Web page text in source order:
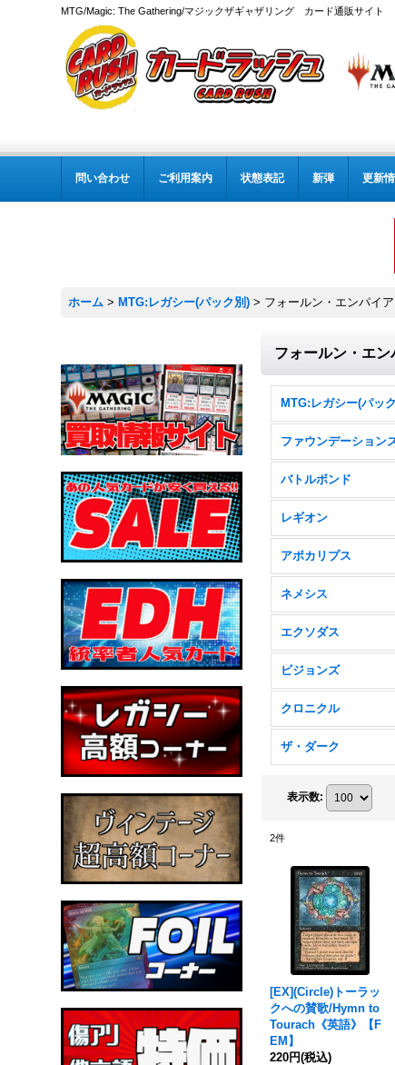
MTG/Magic: The Gathering/マジックザギャザリング カード通販サイト
問い合わせ ご利用案内 状態表記 新弾 更新
ホーム > MTG:レガシー(パック別) > フォールン・エンパイア
フォールン・エン
バトルボンド
レギオン
アポカリプス
ネメシス
エクソダス
ビジョンズ
クロニクル
ザ・ダーク
表示数:
2件
[EX](Circle)トーラッ
クへの賛歌/Hymn to
Tourach《英語》【F
EM】
220円(税込)